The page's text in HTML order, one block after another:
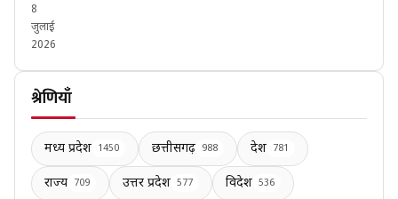
8
जुलाई
2026
श्रेणियाँ
मध्य प्रदेश 1450 छत्तीसगढ़ 988 देश 781
राज्य 709 उत्तर प्रदेश 577 विदेश 536